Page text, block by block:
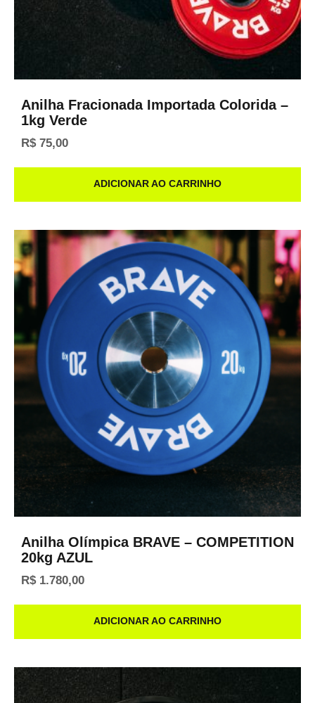
Anilha Fracionada Importada Colorida –
1kg Verde
R$75,00
ADICIONAR AO CARRINHO
Anilha Olímpica BRAVE – COMPETITION
20kg AZUL
R$1.780,00
ADICIONAR AO CARRINHO